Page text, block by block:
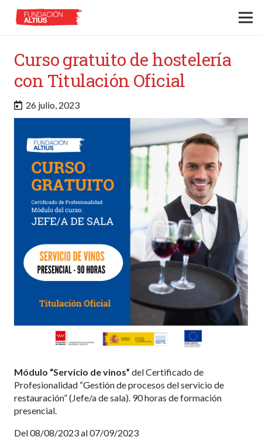
Curso gratuito de hostelería
con Titulación Oficial
26 julio, 2023
Módulo “Servicio de vinos” del Certificado de
Profesionalidad “Gestión de procesos del servicio de
restauración” (Jefe/a de sala). 90 horas de formación
presencial.
Del 08/08/2023 al 07/09/2023